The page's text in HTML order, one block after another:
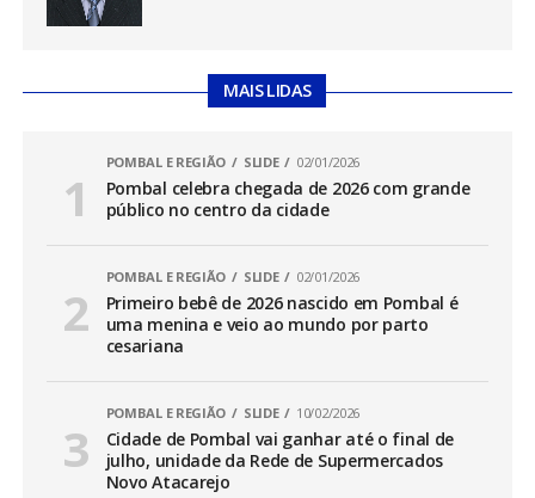
MAIS LIDAS
POMBAL E REGIÃO SLIDE 02/01/2026
Pombal celebra chegada de 2026 com grande
público no centro da cidade
POMBAL E REGIÃO SLIDE 02/01/2026
Primeiro bebê de 2026 nascido em Pombal é
uma menina e veio ao mundo por parto
cesariana
POMBAL E REGIÃO SLIDE 10/02/2026
Cidade de Pombal vai ganhar até o final de
julho, unidade da Rede de Supermercados
Novo Atacarejo